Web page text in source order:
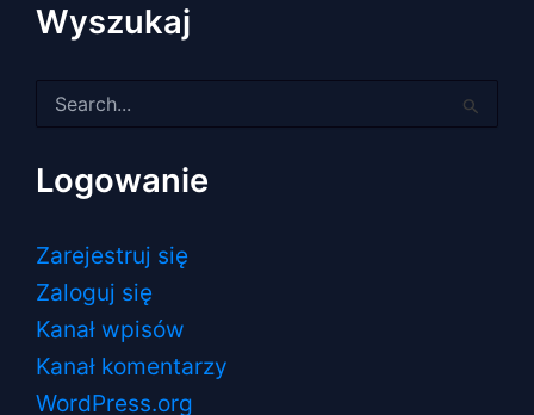
Wyszukaj
dla:
Logowanie
Zarejestruj się
Zaloguj się
Kanał wpisów
Kanał komentarzy
WordPress.org